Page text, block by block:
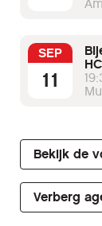
SEP
11
Bekijk de
Verberg